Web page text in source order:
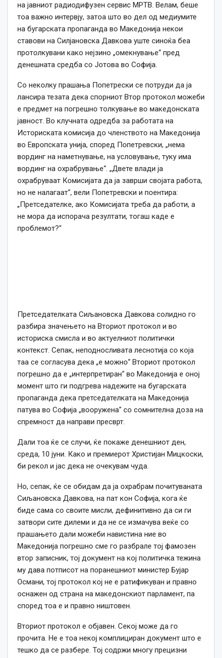
на јавниот радиодифузен сервис МРТВ. Велам, беше
тоа важно интервју, затоа што во дел од медиумите
на бугарската пропаганда во Македонија некои
ставови на Силјановска Давкова уште синоќа беа
протолкувани како нејзино „омекнување“ пред
денешната средба со Јотова во Софија.
Со неколку прашања Попетрески се потруди да ја
лансира тезата дека спорниот Втор протокол можеби
е предмет на погрешно толкување во македонската
јавност. Во клучната одредба за работата на
Историската комисија до членството на Македонија
во Европската унија, според Попетревски, „нема
вординг на наметнување, на условување, туку има
вординг на охрабрување“. „Двете влади ја
охрабруваат Комисијата да ја заврши својата работа,
но не налагаат“, вели Попетревски и поентира:
„Претседателке, ако Комисијата треба да работи, а
не мора да испорача резултати, тогаш каде е
проблемот?“
Претседателката Сиљановска Давкова солидно го
разбира значењето на Вториот протокол и во
историска смисла и во актуелниот политички
контекст. Сепак, неподносливата леснотија со која
таа се согласува дека „е можно“ Вториот протокол
погрешно да е „интерпретиран“ во Македонија е оној
момент што ги подгрева надежите на бугарската
пропаганда дека претседателката на Македонија
патува во Софија „вооружена“ со сомнителна доза на
спремност да направи пресврт.
Дали тоа ќе се случи, ќе покаже денешниот ден,
среда, 10 јуни. Како и премиерот Христијан Мицкоски,
би рекол и јас дека не очекувам чуда.
Но, сепак, ќе се обидам да ја охрабрам почитуваната
Сиљановска Давкова, на пат кон Софија, кога ќе
биде сама со своите мисли, дефинитивно да си ги
затвори сите дилеми и да не се измачува веќе со
прашањето дали можеби навистина ние во
Македонија погрешно сме го разбрале тој фамозен
втор записник, тој документ на кој политичка тежина
му дава потписот на поранешниот министер Бујар
Османи, тој протокол кој не е ратификуван и правно
оснажен од страна на македонскиот парламент, па
според тоа е и правно ништовен.
Вториот протокол е објавен. Секој може да го
прочита. Не е тоа некој комплициран документ што е
тешко да се разбере. Тој содржи многу прецизни